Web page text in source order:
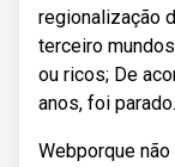
regionalização
terceiro
ou ricos; De
anos, foi parado.
Webporque